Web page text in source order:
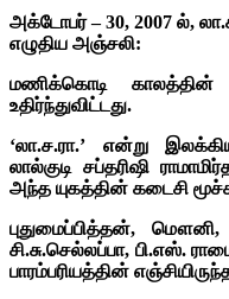
அக்டோபர் – 30, 2007 ல்,
எழுதிய அஞ்சலி:
மணிக்கொடி காலத்தின்
உதிர்ந்துவிட்டது.
‘லா.ச.ரா.’ என்று
லால்குடி சப்தரிஷி
அந்த யுகத்தின் கடைசி
புதுமைப்பித்தன், மௌனி,
சி.சு.செல்லப்பா, பி.எஸ்.
பாரம்பரியத்தின்